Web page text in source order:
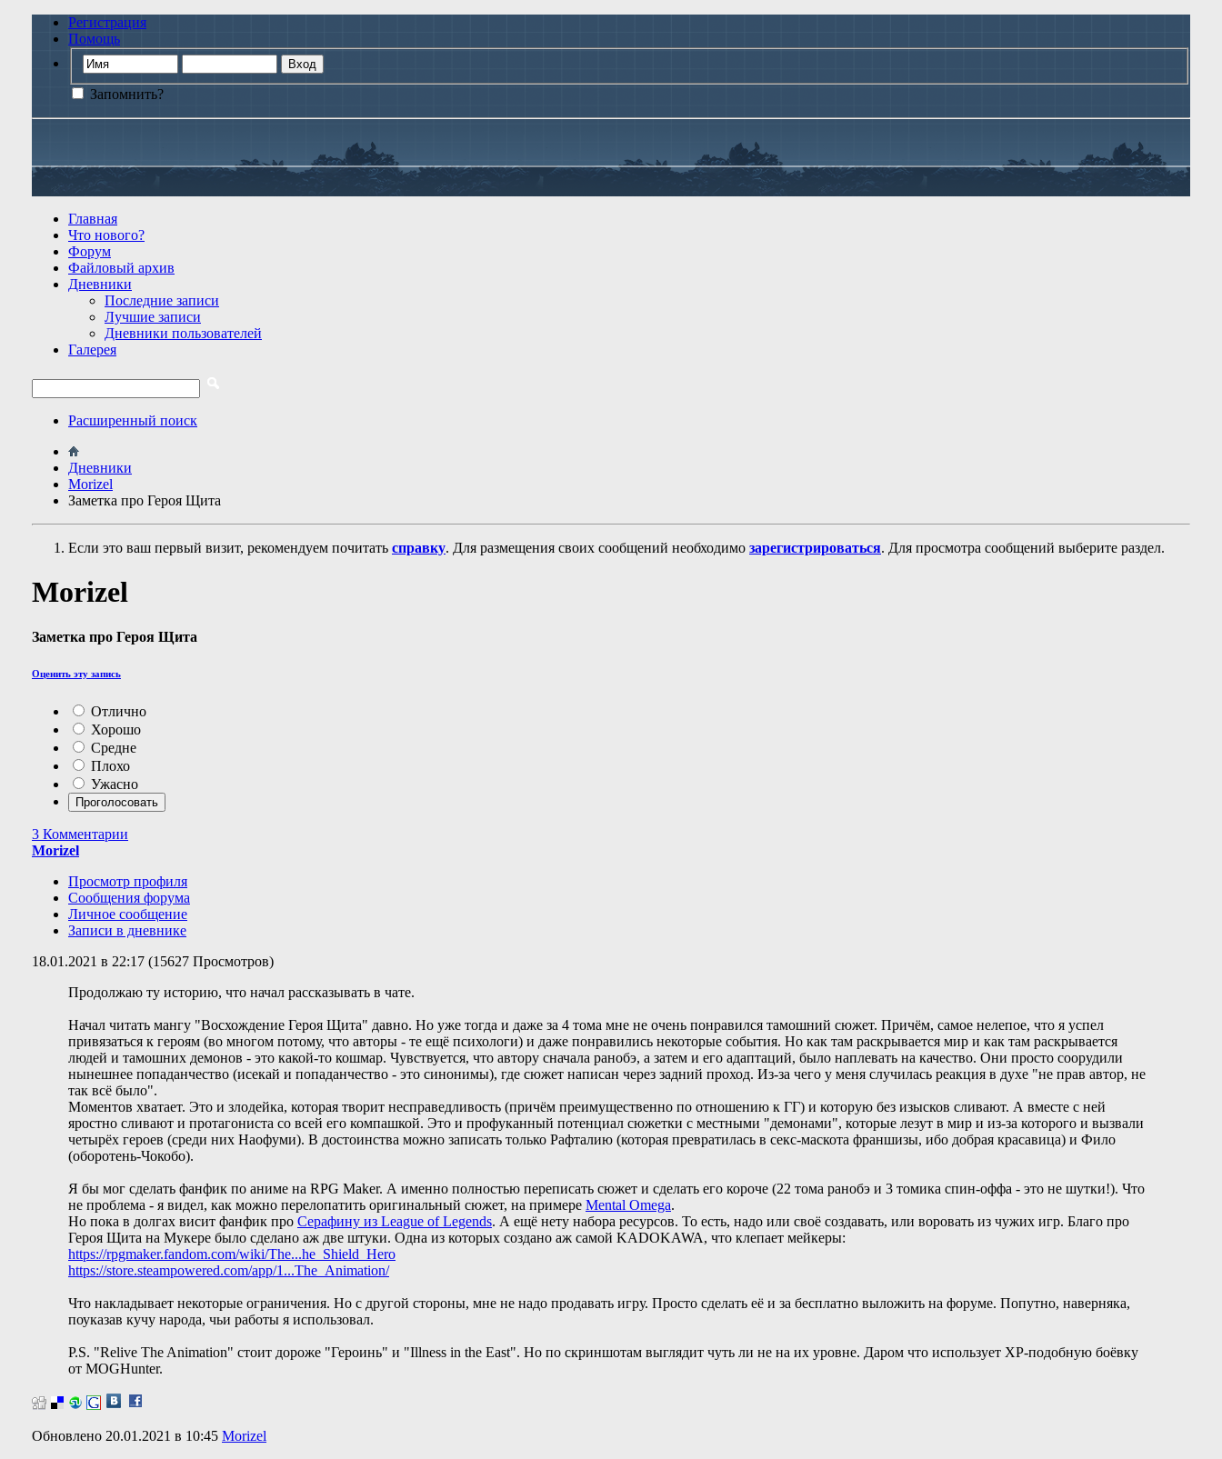
Регистрация
Помощь
Запомнить?
Главная
Что нового?
Форум
Файловый архив
Дневники
Последние записи
Лучшие записи
Дневники пользователей
Галерея
Расширенный поиск
Дневники
Morizel
Заметка про Героя Щита
Если это ваш первый визит, рекомендуем почитать справку. Для размещения своих сообщений необходимо зарегистрироваться. Для просмотра сообщений выберите раздел.
Morizel
Заметка про Героя Щита
Оценить эту запись
Отлично
Хорошо
Средне
Плохо
Ужасно
3 Комментарии
Morizel
Просмотр профиля
Сообщения форума
Личное сообщение
Записи в дневнике
18.01.2021 в 22:17 (15627 Просмотров)
Продолжаю ту историю, что начал рассказывать в чате.
Начал читать мангу "Восхождение Героя Щита" давно. Но уже тогда и даже за 4 тома мне не очень понравился тамошний сюжет. Причём, самое нелепое, что я успел
привязаться к героям (во многом потому, что авторы - те ещё психологи) и даже понравились некоторые события. Но как там раскрывается мир и как там раскрывается
людей и тамошних демонов - это какой-то кошмар. Чувствуется, что автору сначала ранобэ, а затем и его адаптаций, было наплевать на качество. Они просто соорудили
нынешнее попаданчество (исекай и попаданчество - это синонимы), где сюжет написан через задний проход. Из-за чего у меня случилась реакция в духе "не прав автор, не
так всё было".
Моментов хватает. Это и злодейка, которая творит несправедливость (причём преимущественно по отношению к ГГ) и которую без изысков сливают. А вместе с ней
яростно сливают и протагониста со всей его компашкой. Это и профуканный потенциал сюжетки с местными "демонами", которые лезут в мир и из-за которого и вызвали
четырёх героев (среди них Наофуми). В достоинства можно записать только Рафталию (которая превратилась в секс-маскота франшизы, ибо добрая красавица) и Фило
(оборотень-Чокобо).
Я бы мог сделать фанфик по аниме на RPG Maker. А именно полностью переписать сюжет и сделать его короче (22 тома ранобэ и 3 томика спин-оффа - это не шутки!). Что
не проблема - я видел, как можно перелопатить оригинальный сюжет, на примере Mental Omega.
Но пока в долгах висит фанфик про Серафину из League of Legends. А ещё нету набора ресурсов. То есть, надо или своё создавать, или воровать из чужих игр. Благо про
Героя Щита на Мукере было сделано аж две штуки. Одна из которых создано аж самой KADOKAWA, что клепает мейкеры:
https://rpgmaker.fandom.com/wiki/The...he_Shield_Hero
https://store.steampowered.com/app/1...The_Animation/
Что накладывает некоторые ограничения. Но с другой стороны, мне не надо продавать игру. Просто сделать её и за бесплатно выложить на форуме. Попутно, наверняка,
поуказав кучу народа, чьи работы я использовал.
P.S. "Relive The Animation" стоит дороже "Героинь" и "Illness in the East". Но по скриншотам выглядит чуть ли не на их уровне. Даром что использует XP-подобную боёвку
от MOGHunter.
Обновлено 20.01.2021 в 10:45 Morizel